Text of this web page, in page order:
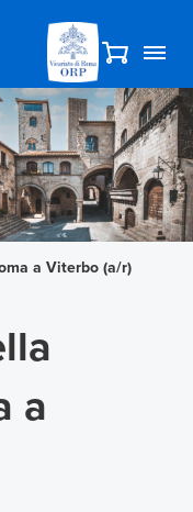
a Viterbo (a/r)
a